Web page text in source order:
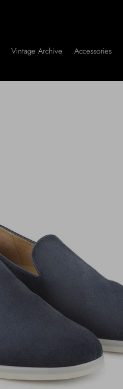
Vintage Archive Accessories